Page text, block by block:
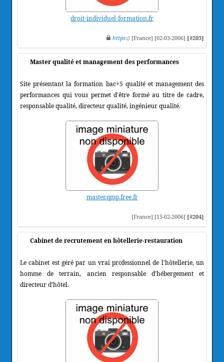
droit-individuel-formation.fr
https:// [France] [02-03-2006] [#203]
Master qualité et management des performances
Site présentant la formation bac+5 qualité et management des
performances qui vous permet d'être formé au titre de cadre,
responsable qualité, directeur qualité, ingénieur qualité.
master.qmp.free.fr
[France] [15-02-2006] [#204]
Cabinet de recrutement en hôtellerie-restauration
Le cabinet est géré par un vrai professionnel de l'hôtellerie, un
homme de terrain, ancien responsable d'hébergement et
directeur d'hôtel.